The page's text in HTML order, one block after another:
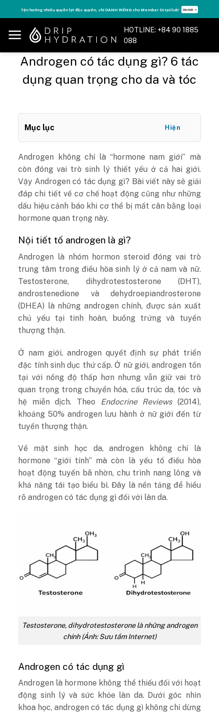
to
content
Tăng năng lượng - sống đỉnh cao với thẻ Vitamin Drip Membership. Xem ngay ➝
HOTLINE: +84 90 1885
088
Androgen có tác dụng gì? 6 tác
dụng quan trọng cho da và tóc
Mục lục Hiện
Androgen không chỉ là “hormone nam giới” mà
còn đóng vai trò sinh lý thiết yếu ở cả hai giới.
Vậy Androgen có tác dụng gì? Bài viết này sẽ giải
đáp chi tiết về cơ chế hoạt động cũng như những
dấu hiệu cảnh báo khi cơ thể bị mất cân bằng loại
hormone quan trọng này.
Nội tiết tố androgen là gì?
Androgen là nhóm hormon steroid đóng vai trò
trung tâm trong điều hòa sinh lý ở cả nam và nữ.
Testosterone, dihydrotestosterone (DHT),
androstenedione và dehydroepiandrosterone
(DHEA) là những androgen chính, được sản xuất
chủ yếu tại tinh hoàn, buồng trứng và tuyến
thượng thận.
Ở nam giới, androgen quyết định sự phát triển
đặc tính sinh dục thứ cấp. Ở nữ giới, androgen tồn
tại với nồng độ thấp hơn nhưng vẫn giữ vai trò
quan trọng trong chuyển hóa, cấu trúc da, tóc và
hệ miễn dịch. Theo
Endocrine Reviews(2014),
khoảng 50% androgen lưu hành ở nữ giới đến từ
tuyến thượng thận.
Về mặt sinh học da, androgen không chỉ là
hormone “giới tính” mà còn là yếu tố điều hòa
hoạt động tuyến bã nhờn, chu trình nang lông và
khả năng tái tạo biểu bì. Đây là nền tảng để hiểu
rõ androgen có tác dụng gì đối với làn da.
Testosterone, dihydrotestosterone là những androgen
chính (Ảnh: Sưu tầm Internet)
Androgen có tác dụng gì
Androgen là hormone không thể thiếu đối với hoạt
động sinh lý và sức khỏe làn da. Dưới góc nhìn
khoa học, androgen có tác dụng gì không chỉ dừng